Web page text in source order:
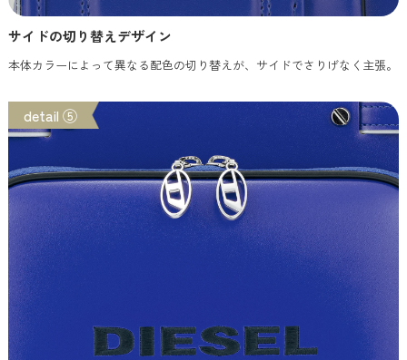
サイドの切り替えデザイン
本体カラーによって異なる配色の切り替えが、サイドでさりげなく主張。
detail ⑤